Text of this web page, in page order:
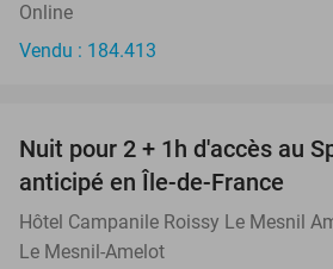
Online
Vendu : 184.413
Nuit pour 2 + 1h d'accès au
anticipé en Île-de-France
Hôtel Campanile Roissy Le Mesnil
Le Mesnil-Amelot